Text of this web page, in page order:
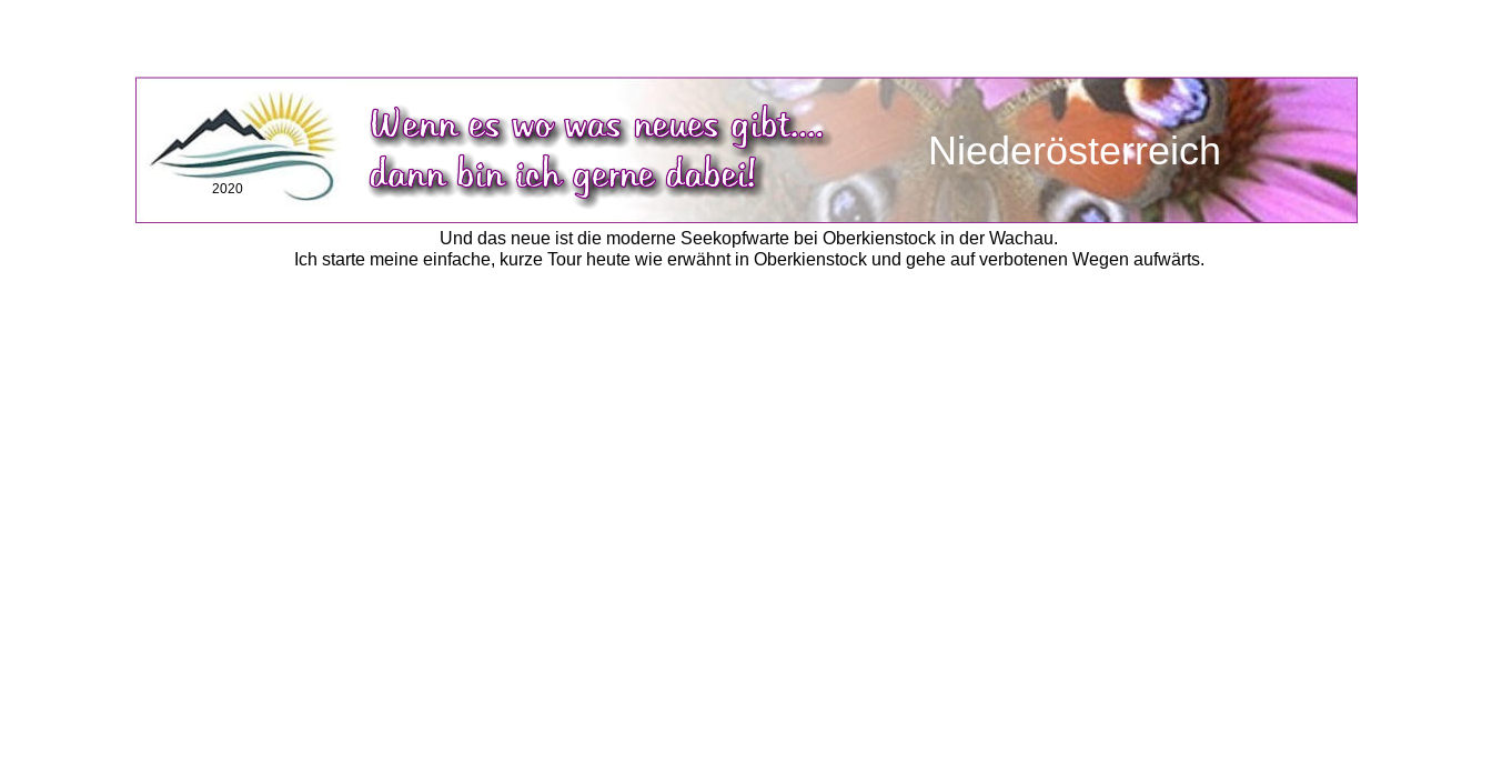
Und das neue ist die moderne Seekopfwarte bei Oberkienstock in der Wachau.
Ich starte meine einfache, kurze Tour heute wie erwähnt in Oberkienstock und gehe auf verbotenen Wegen aufwärts.
Niederösterreich
2020